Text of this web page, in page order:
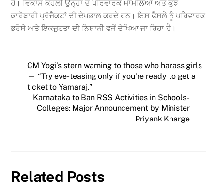
ਹੈ। ਵਿਕਾਸ ਕੋਹਲੀ ਉਨ੍ਹਾਂ ਦੇ ਪਰਿਵਾਰਕ ਮਾਮਲਿਆਂ ਅਤੇ ਕੁਝ
ਕਾਰੋਬਾਰੀ ਪ੍ਰੋਜੈਕਟਾਂ ਦੀ ਦੇਖਭਾਲ ਕਰਦੇ ਹਨ। ਇਸ ਫੈਸਲੇ ਨੂੰ ਪਰਿਵਾਰਕ
ਭਰੋਸੇ ਅਤੇ ਇਕਜੁਟਤਾ ਦੀ ਨਿਸ਼ਾਨੀ ਵਜੋਂ ਦੇਖਿਆ ਜਾ ਰਿਹਾ ਹੈ।
CM Yogi’s stern warning to those who harass girls
— “Try eve-teasing only if you’re ready to get a
ticket to Yamaraj.”
Karnataka to Ban RSS Activities in Schools-
Colleges: Major Announcement by Minister
Priyank Kharge
Related Posts